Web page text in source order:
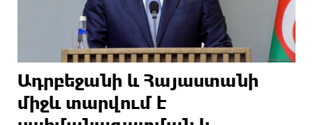
Ադրբեջանի և Հայաստանի
միջև տարվում է